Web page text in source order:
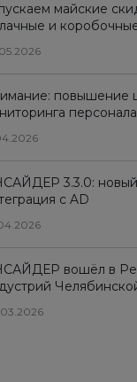
майские
и
повышение
3.3.0: новый
с AD
вошёл в